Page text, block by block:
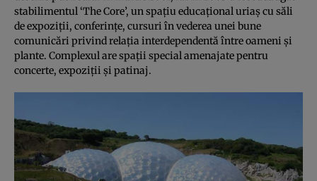
stabilimentul ‘The Core’, un spaţiu educaţional uriaş cu săli
de expoziţii, conferinţe, cursuri în vederea unei bune
comunicări privind relaţia interdependentă între oameni şi
plante. Complexul are spaţii special amenajate pentru
concerte, expoziţii şi patinaj.